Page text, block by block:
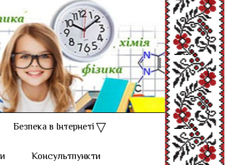
Безпека в Інтернеті
Консультпункти